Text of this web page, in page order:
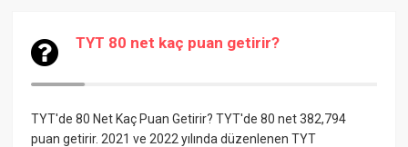
TYT 80 net kaç puan getirir?
TYT'de 80 Net Kaç Puan Getirir? TYT'de 80 net 382,794
puan getirir. 2021 ve 2022 yılında düzenlenen TYT